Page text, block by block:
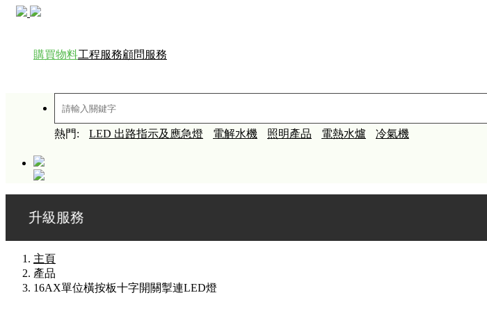
購買物料工程服務顧問服務
熱門: LED 出路指示及應急燈 電解水機 照明產品 電熱水爐 冷氣機
務
主頁
產品
16AX單位橫按板十字開關掣連LED燈